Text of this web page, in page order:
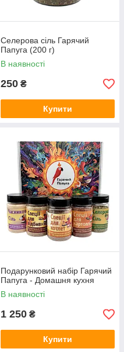
Селерова сіль Гарячий
Папуга (200 г)
В наявності
250 ₴
Купити
Подарунковий набір Гарячий
Папуга - Домашня кухня
В наявності
1 250 ₴
Купити